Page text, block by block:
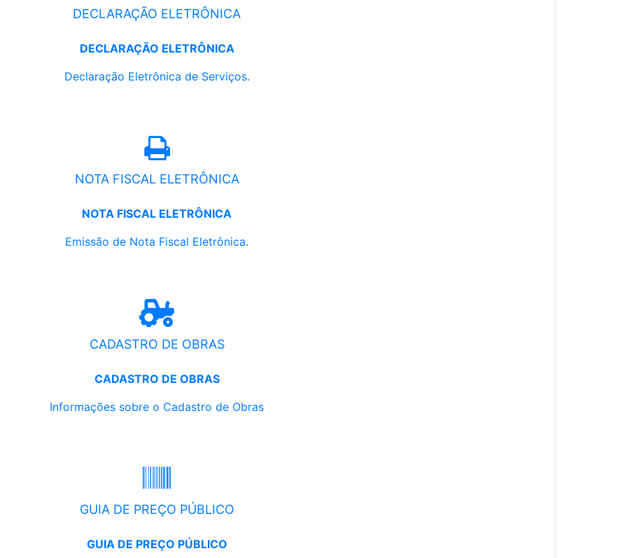
DECLARAÇÃO ELETRÔNICA
DECLARAÇÃO ELETRÔNICA
Declaração Eletrônica de Serviços.
NOTA FISCAL ELETRÔNICA
NOTA FISCAL ELETRÔNICA
Emissão de Nota Fiscal Eletrônica.
CADASTRO DE OBRAS
CADASTRO DE OBRAS
Informações sobre o Cadastro de Obras
GUIA DE PREÇO PÚBLICO
GUIA DE PREÇO PÚBLICO